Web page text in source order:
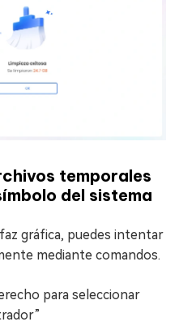
temporales
del sistema
gráfica, puedes intentar
mediante comandos.
para seleccionar